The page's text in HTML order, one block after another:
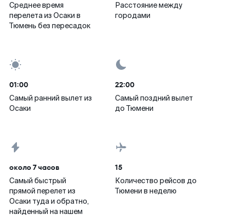
Среднее время
перелета из Осаки в
Тюмень без пересадок
Расстояние между
городами
01:00
Самый ранний вылет из
Осаки
22:00
Самый поздний вылет
до Тюмени
около 7 часов
Самый быстрый
прямой перелет из
Осаки туда и обратно,
найденный на нашем
15
Количество рейсов до
Тюмени в неделю